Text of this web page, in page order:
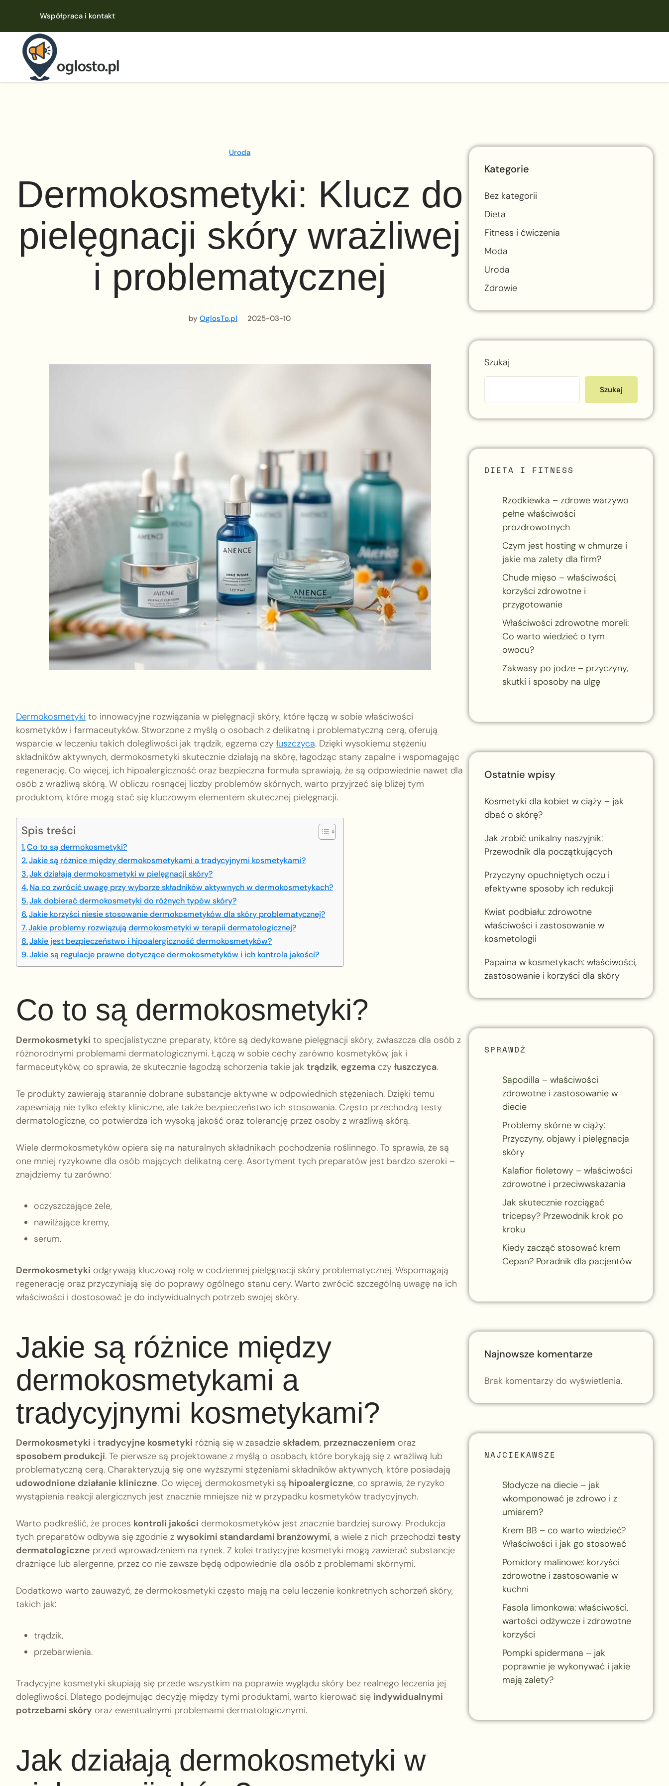
Współpraca i kontakt
Uroda
Dermokosmetyki: Klucz do
pielęgnacji skóry wrażliwej
i problematycznej
byOglosTo.pl 2025-03-10
Dermokosmetyki to innowacyjne rozwiązania w pielęgnacji skóry, które łączą w sobie właściwości
kosmetyków i farmaceutyków. Stworzone z myślą o osobach z delikatną i problematyczną cerą, oferują
wsparcie w leczeniu takich dolegliwości jak trądzik, egzema czy łuszczyca. Dzięki wysokiemu stężeniu
składników aktywnych, dermokosmetyki skutecznie działają na skórę, łagodząc stany zapalne i wspomagając
regenerację. Co więcej, ich hipoalergiczność oraz bezpieczna formuła sprawiają, że są odpowiednie nawet dla
osób z wrażliwą skórą. W obliczu rosnącej liczby problemów skórnych, warto przyjrzeć się bliżej tym
produktom, które mogą stać się kluczowym elementem skutecznej pielęgnacji.
Spis treści
Co to są dermokosmetyki?
Jakie są różnice między dermokosmetykami a tradycyjnymi kosmetykami?
Jak działają dermokosmetyki w pielęgnacji skóry?
Na co zwrócić uwagę przy wyborze składników aktywnych w dermokosmetykach?
Jak dobierać dermokosmetyki do różnych typów skóry?
Jakie korzyści niesie stosowanie dermokosmetyków dla skóry problematycznej?
Jakie problemy rozwiązują dermokosmetyki w terapii dermatologicznej?
Jakie jest bezpieczeństwo i hipoalergiczność dermokosmetyków?
Jakie są regulacje prawne dotyczące dermokosmetyków i ich kontrola jakości?
Co to są dermokosmetyki?
Dermokosmetyki to specjalistyczne preparaty, które są dedykowane pielęgnacji skóry, zwłaszcza dla osób z
różnorodnymi problemami dermatologicznymi. Łączą w sobie cechy zarówno kosmetyków, jak i
farmaceutyków, co sprawia, że skutecznie łagodzą schorzenia takie jak trądzik, egzema czy łuszczyca.
Te produkty zawierają starannie dobrane substancje aktywne w odpowiednich stężeniach. Dzięki temu
zapewniają nie tylko efekty kliniczne, ale także bezpieczeństwo ich stosowania. Często przechodzą testy
dermatologiczne, co potwierdza ich wysoką jakość oraz tolerancję przez osoby z wrażliwą skórą.
Wiele dermokosmetyków opiera się na naturalnych składnikach pochodzenia roślinnego. To sprawia, że są
one mniej ryzykowne dla osób mających delikatną cerę. Asortyment tych preparatów jest bardzo szeroki –
znajdziemy tu zarówno:
oczyszczające żele,
nawilżające kremy,
serum.
Dermokosmetyki odgrywają kluczową rolę w codziennej pielęgnacji skóry problematycznej. Wspomagają
regenerację oraz przyczyniają się do poprawy ogólnego stanu cery. Warto zwrócić szczególną uwagę na ich
właściwości i dostosować je do indywidualnych potrzeb swojej skóry.
Jakie są różnice między
dermokosmetykami a
tradycyjnymi kosmetykami?
Dermokosmetyki i tradycyjne kosmetyki różnią się w zasadzie składem, przeznaczeniem oraz
sposobem produkcji. Te pierwsze są projektowane z myślą o osobach, które borykają się z wrażliwą lub
problematyczną cerą. Charakteryzują się one wyższymi stężeniami składników aktywnych, które posiadają
udowodnione działanie kliniczne. Co więcej, dermokosmetyki są hipoalergiczne, co sprawia, że ryzyko
wystąpienia reakcji alergicznych jest znacznie mniejsze niż w przypadku kosmetyków tradycyjnych.
Warto podkreślić, że proces kontroli jakości dermokosmetyków jest znacznie bardziej surowy. Produkcja
tych preparatów odbywa się zgodnie z wysokimi standardami branżowymi, a wiele z nich przechodzi testy
dermatologiczne przed wprowadzeniem na rynek. Z kolei tradycyjne kosmetyki mogą zawierać substancje
drażniące lub alergenne, przez co nie zawsze będą odpowiednie dla osób z problemami skórnymi.
Dodatkowo warto zauważyć, że dermokosmetyki często mają na celu leczenie konkretnych schorzeń skóry,
takich jak:
trądzik,
przebarwienia.
Tradycyjne kosmetyki skupiają się przede wszystkim na poprawie wyglądu skóry bez realnego leczenia jej
dolegliwości. Dlatego podejmując decyzję między tymi produktami, warto kierować się indywidualnymi
potrzebami skóry oraz ewentualnymi problemami dermatologicznymi.
Jak działają dermokosmetyki w
Kategorie
Bez kategorii
Dieta
Fitness i ćwiczenia
Moda
Uroda
Zdrowie
Szukaj
Szukaj
DIETA I FITNESS
Rzodkiewka – zdrowe warzywo
pełne właściwości
prozdrowotnych
Czym jest hosting w chmurze i
jakie ma zalety dla firm?
Chude mięso – właściwości,
korzyści zdrowotne i
przygotowanie
Właściwości zdrowotne moreli:
Co warto wiedzieć o tym
owocu?
Zakwasy po jodze – przyczyny,
skutki i sposoby na ulgę
Ostatnie wpisy
Kosmetyki dla kobiet w ciąży – jak
dbać o skórę?
Jak zrobić unikalny naszyjnik:
Przewodnik dla początkujących
Przyczyny opuchniętych oczu i
efektywne sposoby ich redukcji
Kwiat podbiału: zdrowotne
właściwości i zastosowanie w
kosmetologii
Papaina w kosmetykach: właściwości,
zastosowanie i korzyści dla skóry
SPRAWDŹ
Sapodilla – właściwości
zdrowotne i zastosowanie w
diecie
Problemy skórne w ciąży:
Przyczyny, objawy i pielęgnacja
skóry
Kalafior fioletowy – właściwości
zdrowotne i przeciwwskazania
Jak skutecznie rozciągać
tricepsy? Przewodnik krok po
kroku
Kiedy zacząć stosować krem
Cepan? Poradnik dla pacjentów
Najnowsze komentarze
Brak komentarzy do wyświetlenia.
NAJCIEKAWSZE
Słodycze na diecie – jak
wkomponować je zdrowo i z
umiarem?
Krem BB – co warto wiedzieć?
Właściwości i jak go stosować
Pomidory malinowe: korzyści
zdrowotne i zastosowanie w
kuchni
Fasola limonkowa: właściwości,
wartości odżywcze i zdrowotne
korzyści
Pompki spidermana – jak
poprawnie je wykonywać i jakie
mają zalety?